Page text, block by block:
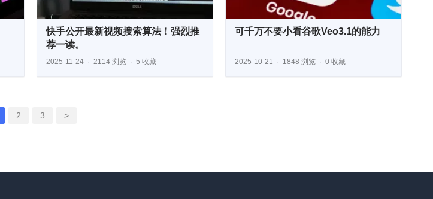
快手公开最新视频搜索算法！强烈推
荐一读。
2025-11-24 2114 浏览 5 收藏
可千万不要小看谷歌Veo3.1的能力
2025-10-21 1848 浏览 0 收藏
2 3 >